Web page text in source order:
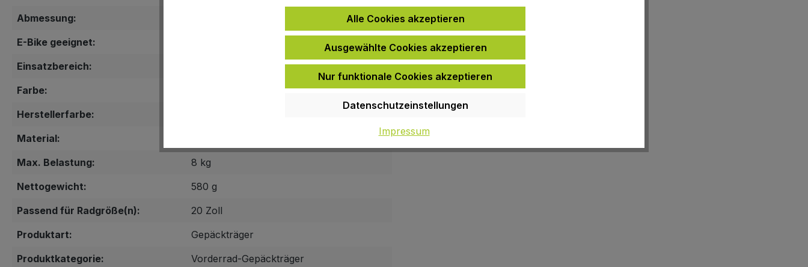
Abmessung:
E-Bike geeignet:
Einsatzbereich:
Farbe:
Herstellerfarbe:
Material:
Max. Belastung:
8 kg
Nettogewicht:
580 g
Passend für Radgröße(n):
20 Zoll
Produktart:
Gepäckträger
Produktkategorie:
Vorderrad-Gepäckträger
Alle Cookies akzeptieren
Ausgewählte Cookies akzeptieren
Nur funktionale Cookies akzeptieren
Datenschutzeinstellungen
Impressum